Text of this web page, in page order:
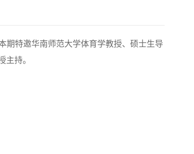
期特邀华南师范大学体育学教授、硕士生导
主持。